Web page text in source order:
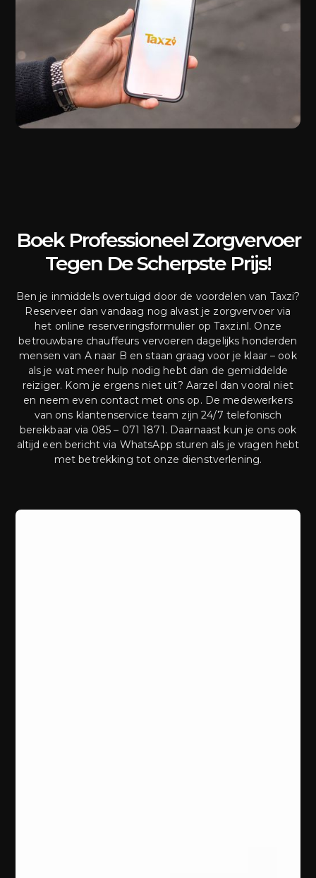
Boek Professioneel Zorgvervoer
Tegen De Scherpste Prijs!
Ben je inmiddels overtuigd door de voordelen van Taxzi?
Reserveer dan vandaag nog alvast je zorgvervoer via
het online reserveringsformulier op Taxzi.nl. Onze
betrouwbare chauffeurs vervoeren dagelijks honderden
mensen van A naar B en staan graag voor je klaar – ook
als je wat meer hulp nodig hebt dan de gemiddelde
reiziger. Kom je ergens niet uit? Aarzel dan vooral niet
en neem even contact met ons op. De medewerkers
van ons klantenservice team zijn 24/7 telefonisch
bereikbaar via 085 – 071 1871. Daarnaast kun je ons ook
altijd een bericht via WhatsApp sturen als je vragen hebt
met betrekking tot onze dienstverlening.